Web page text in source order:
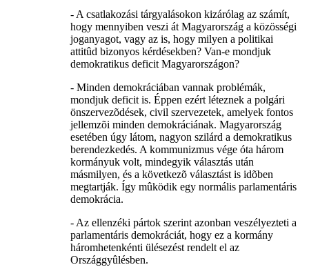
- A csatlakozási tárgyalásokon kizárólag az számít,
hogy mennyiben veszi át Magyarország a közösségi
joganyagot, vagy az is, hogy milyen a politikai
attitûd bizonyos kérdésekben? Van-e mondjuk
demokratikus deficit Magyarországon?
- Minden demokráciában vannak problémák,
mondjuk deficit is. Éppen ezért léteznek a polgári
önszervezõdések, civil szervezetek, amelyek fontos
jellemzõi minden demokráciának. Magyarország
esetében úgy látom, nagyon szilárd a demokratikus
berendezkedés. A kommunizmus vége óta három
kormányuk volt, mindegyik választás után
másmilyen, és a következõ választást is idõben
megtartják. Így mûködik egy normális parlamentáris
demokrácia.
- Az ellenzéki pártok szerint azonban veszélyezteti a
parlamentáris demokráciát, hogy ez a kormány
háromhetenkénti ülésezést rendelt el az
Országgyûlésben.